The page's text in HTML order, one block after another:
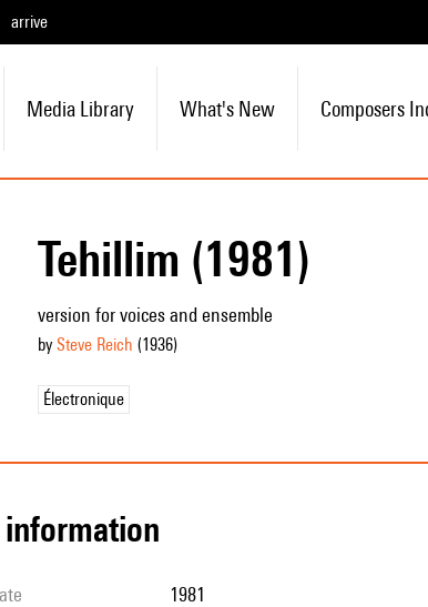
arrive
Media Library What's New Composers
Tehillim (1981)
version for voices and ensemble
by Steve Reich (1936)
Électronique
information
1981